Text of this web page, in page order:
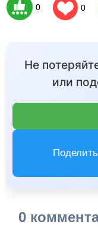
0 0
Не
или
0